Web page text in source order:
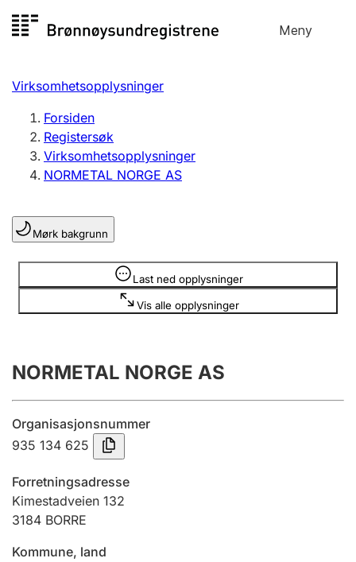
til
Meny
Registersøk
Aksjeselskap
Enkeltpersonforetak
Registrere, endre, slette
Lag og forening
Registrere, endre, slette
Årsregnskap
Innsending og forsinkelsesgebyr
Tinglysing
Jeger
Virksomhetsopplysninger
Forsiden
Registersøk
Virksomhetsopplysninger
NORMETAL NORGE AS
Mørk bakgrunn
Last ned opplysninger
Vis alle opplysninger
Opplysninger er skjult
NORMETAL NORGE AS
Organisasjonsnummer
935 134 625
Forretningsadresse
Kimestadveien 132
3184 BORRE
Kommune, land